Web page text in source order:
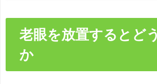
老眼を放置するとど
か